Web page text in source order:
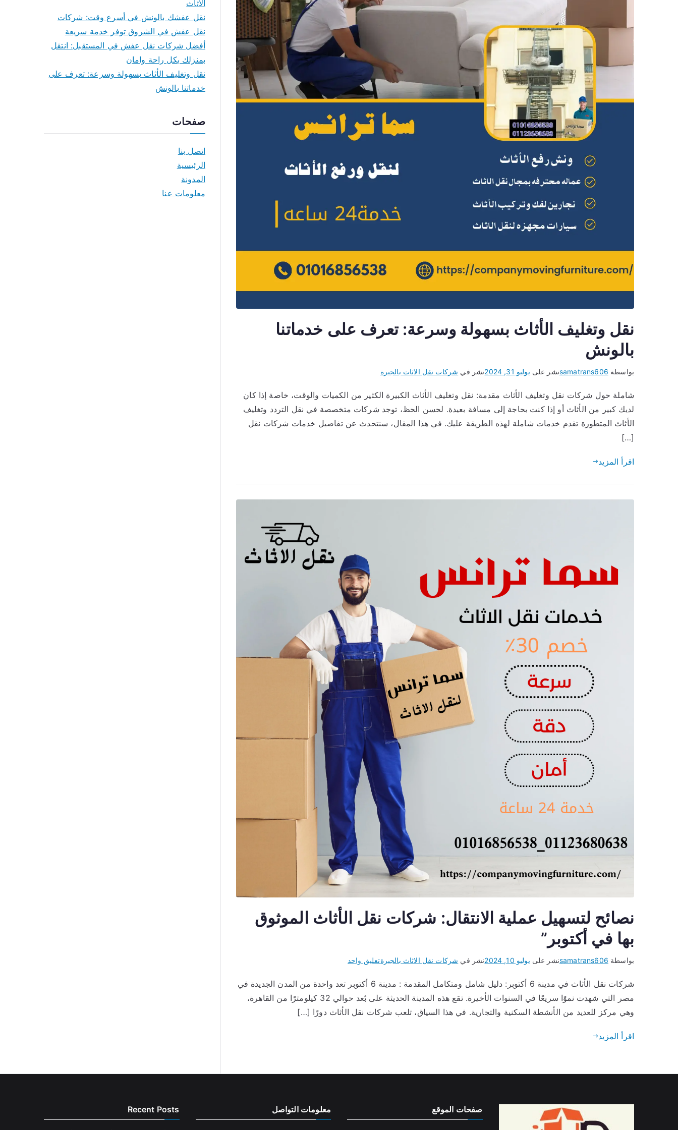
نقل وتغليف الأثاث بسهولة وسرعة: تعرف على خدماتنا
بالونش
بواسطة samatrans606نشر على يوليو 31, 2024 نشر في شركات نقل الاثاث بالجيرة
شاملة حول شركات نقل وتغليف الأثاث مقدمة: نقل وتغليف الأثاث الكبيرة الكثير من الكميات والوقت، خاصة إذا كان
لديك كبير من الأثاث أو إذا كنت بحاجة إلى مسافة بعيدة. لحسن الحظ، توجد شركات متخصصة في نقل التردد وتغليف
الأثاث المتطورة تقدم خدمات شاملة لهذه الطريقة عليك. في هذا المقال، سنتحدث عن تفاصيل خدمات شركات نقل
[…]
اقرأ المزيد
نصائح لتسهيل عملية الانتقال: شركات نقل الأثاث الموثوق
بها في أكتوبر”
بواسطة samatrans606نشر على يوليو 10, 2024 نشر في شركات نقل الاثاث بالجيرةتعليق واحد
لتسهيل
عملية
الانتقال:
بها
شركات نقل الأثاث في مدينة 6 أكتوبر: دليل شامل ومتكامل المقدمة : مدينة 6 أكتوبر تعد واحدة من المدن الجديدة في
مصر التي شهدت نموًا سريعًا في السنوات الأخيرة. تقع هذه المدينة الحديثة على بُعد حوالي 32 كيلومترًا من القاهرة،
وهي مركز للعديد من الأنشطة السكنية والتجارية. في هذا السياق، تلعب شركات نقل الأثاث دورًا […]
اقرأ المزيد
الاثاث
نقل عفشك بالونش في أسرع وقت: شركات
نقل عفش في الشروق توفر خدمة سريعة
أفضل شركات نقل عفش في المستقبل: انتقل
بمنزلك بكل راحة وامان
نقل وتغليف الأثاث بسهولة وسرعة: تعرف على
خدماتنا بالونش
صفحات
اتصل بنا
الرئيسية
المدونة
معلومات عنا
صفحات الموقع معلومات التواصل Recent Posts